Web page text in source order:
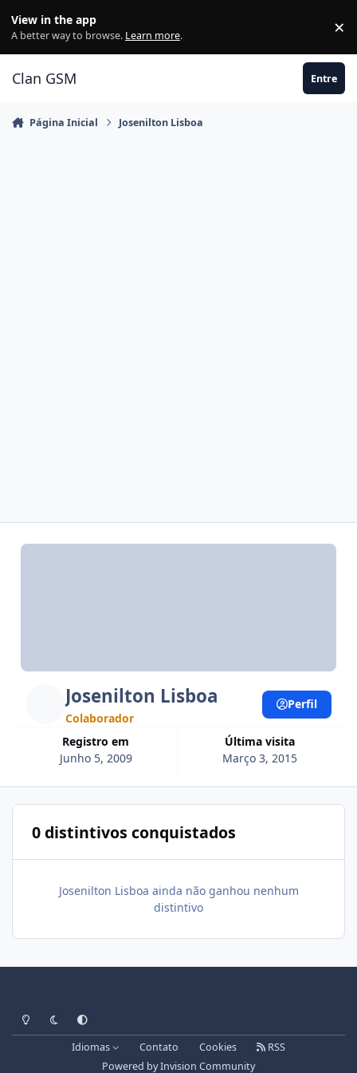
View in the app
A better way to browse. Learn more. ×
Clan GSM Entre
Página Inicial Josenilton Lisboa
Josenilton Lisboa
Colaborador
Registro em
Junho 5, 2009
Última visita
Março 3, 2015
Perfil
0 distintivos conquistados
Josenilton Lisboa ainda não ganhou nenhum
distintivo
Light ModeDark ModeSystem Preference
Idiomas Contato Cookies
RSS
Powered byInvision Community